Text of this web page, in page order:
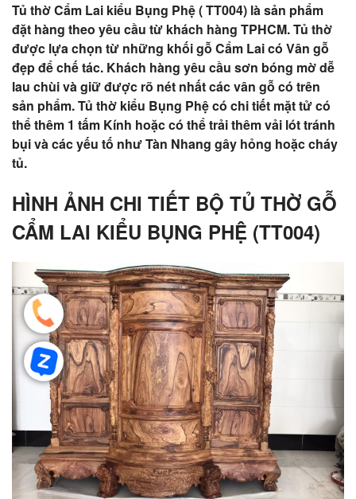
Tủ thờ Cẩm Lai kiểu Bụng Phệ ( TT004) là sản phẩm
đặt hàng theo yêu cầu từ khách hàng TPHCM. Tủ thờ
được lựa chọn từ những khối gỗ Cẩm Lai có Vân gỗ
đẹp để chế tác. Khách hàng yêu cầu sơn bóng mờ dễ
lau chùi và giữ được rõ nét nhất các vân gỗ có trên
sản phẩm. Tủ thờ kiểu Bụng Phệ có chi tiết mặt tử có
thể thêm 1 tấm Kính hoặc có thể trải thêm vải lót tránh
bụi và các yếu tố như Tàn Nhang gây hỏng hoặc cháy
tủ.
HÌNH ẢNH CHI TIẾT BỘ TỦ THỜ GỖ
CẨM LAI KIỂU BỤNG PHỆ (TT004)